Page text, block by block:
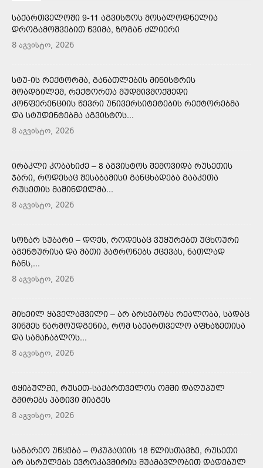
ᲡᲐᲥᲐᲠᲗᲕᲔᲚᲝᲨᲘ 9-11 ᲐᲒᲕᲘᲡᲢᲝᲡ ᲛᲝᲡᲐᲚᲝᲓᲜᲔᲚᲘᲐ
ᲓᲠᲝᲒᲐᲛᲝᲨᲕᲔᲑᲘᲗ ᲬᲕᲘᲛᲐ, ᲖᲝᲒᲐᲜ ᲫᲚᲘᲔᲠᲘ
8 აგვისტო, 2026
ᲡᲢᲣ-ᲘᲡ ᲠᲔᲥᲢᲝᲠᲛᲐ, ᲒᲐᲜᲐᲗᲚᲔᲑᲘᲡ ᲛᲘᲜᲘᲡᲢᲠᲘᲡ
ᲛᲝᲐᲓᲒᲘᲚᲔᲛ, ᲠᲔᲥᲢᲝᲠᲗᲐ ᲛᲣᲓᲛᲘᲕᲛᲝᲥᲛᲔᲓᲘ
ᲙᲝᲜᲤᲔᲠᲔᲜᲪᲘᲘᲡ ᲬᲔᲕᲠᲘ ᲣᲜᲘᲕᲔᲠᲡᲘᲢᲔᲢᲔᲑᲘᲡ ᲠᲔᲥᲢᲝᲠᲔᲑᲛᲐ
ᲓᲐ ᲡᲢᲣᲓᲔᲜᲢᲔᲑᲛᲐ ᲐᲒᲕᲘᲡᲢᲝᲡ...
8 აგვისტო, 2026
ᲘᲠᲐᲙᲚᲘ ᲙᲝᲑᲐᲮᲘᲫᲔ – 8 ᲐᲒᲕᲘᲡᲢᲝᲡ ᲨᲔᲛᲝᲕᲘᲓᲐ ᲠᲣᲡᲔᲗᲘᲡ
ᲯᲐᲠᲘ, ᲠᲝᲓᲔᲡᲐᲪ ᲨᲔᲡᲐᲑᲐᲛᲘᲡᲘ ᲒᲐᲜᲪᲮᲐᲓᲔᲑᲐ ᲒᲐᲐᲙᲔᲗᲐ
ᲠᲣᲡᲔᲗᲘᲡ ᲛᲐᲨᲘᲜᲓᲔᲚᲛᲐ...
8 აგვისტო, 2026
ᲡᲝᲖᲐᲠ ᲡᲣᲑᲐᲠᲘ – ᲓᲦᲔᲡ, ᲠᲝᲓᲔᲡᲐᲪ ᲕᲣᲧᲣᲠᲔᲑᲗ ᲣᲪᲮᲝᲣᲠᲘ
ᲐᲒᲔᲜᲢᲣᲠᲘᲡᲐ ᲓᲐ ᲛᲐᲗᲘ ᲞᲐᲢᲠᲝᲜᲔᲑᲡ ᲥᲪᲔᲕᲐᲡ, ᲜᲐᲗᲚᲐᲓ
ᲩᲐᲜᲡ,...
8 აგვისტო, 2026
ᲛᲘᲮᲔᲘᲚ ᲧᲐᲕᲔᲚᲐᲨᲕᲘᲚᲘ – ᲐᲠ ᲐᲠᲡᲔᲑᲝᲑᲡ ᲠᲔᲐᲚᲝᲑᲐ, ᲡᲐᲓᲐᲪ
ᲕᲘᲜᲛᲔᲡ ᲬᲐᲠᲛᲝᲣᲓᲒᲔᲜᲘᲐ, ᲠᲝᲛ ᲡᲐᲥᲐᲠᲗᲕᲔᲚᲝ ᲐᲤᲮᲐᲖᲔᲗᲘᲡᲐ
ᲓᲐ ᲡᲐᲛᲐᲩᲐᲑᲚᲝᲡ...
8 აგვისტო, 2026
ᲢᲧᲘᲑᲣᲚᲨᲘ, ᲠᲣᲡᲔᲗ-ᲡᲐᲥᲐᲠᲗᲕᲔᲚᲝᲡ ᲝᲛᲨᲘ ᲓᲐᲦᲣᲞᲣᲚ
ᲒᲛᲘᲠᲔᲑᲡ ᲞᲐᲢᲘᲕᲘ ᲛᲘᲐᲒᲔᲡ
8 აგვისტო, 2026
ᲡᲐᲒᲐᲠᲔᲝ ᲣᲬᲧᲔᲑᲐ – ᲝᲙᲣᲞᲐᲪᲘᲘᲡ 18 ᲬᲚᲘᲡᲗᲐᲕᲖᲔ, ᲠᲣᲡᲔᲗᲘ
ᲐᲠ ᲐᲡᲠᲣᲚᲔᲑᲡ ᲔᲕᲠᲝᲙᲐᲕᲨᲘᲠᲘᲡ ᲨᲣᲐᲛᲐᲕᲚᲝᲑᲘᲗ ᲓᲐᲓᲔᲑᲣᲚ